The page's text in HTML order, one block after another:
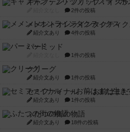
キャプテン・フリップ：イス
2件の投稿
メメントオンラインタクティク
紹介文あり 4件の投稿
パーミッド
1件の投稿
クリーグ
紹介文あり 1件の投稿
セミファイナル ～お前はまだ
紹介文あり 1件の投稿
ふたつの街の物語
紹介文あり 18件の投稿